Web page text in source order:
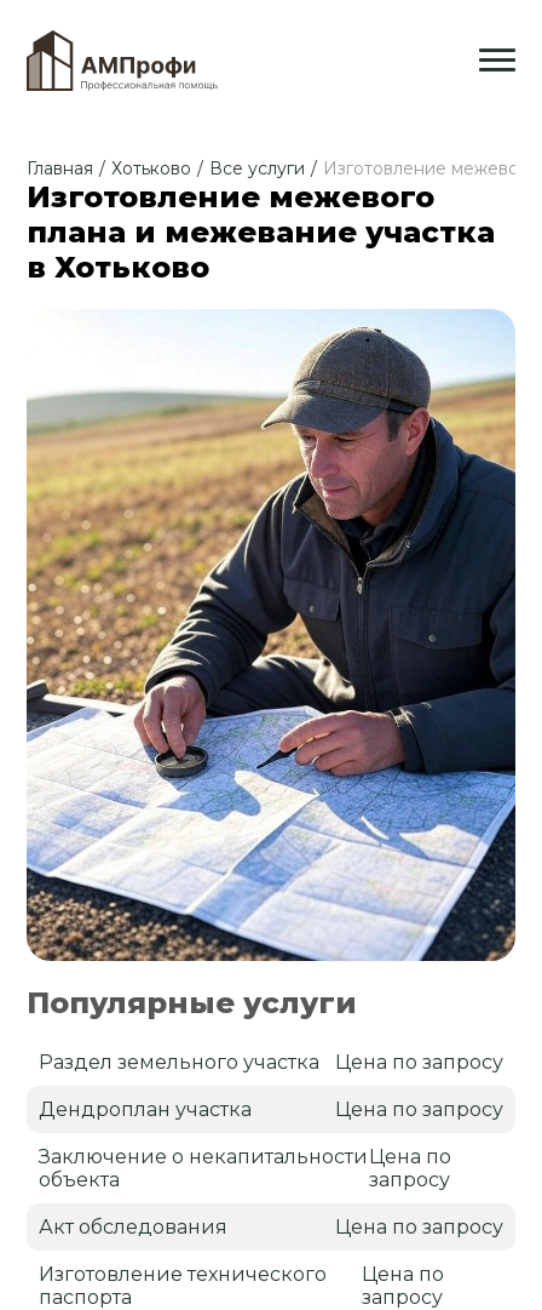
Главная / Хотьково / Все услуги / Изготовление
Изготовление межевого
плана и межевание участка
в Хотьково
Популярные услуги
Раздел земельного участка Цена по запросу
Дендроплан участка Цена по запросу
Заключение о некапитальности
объекта
Цена по
запросу
Акт обследования Цена по запросу
Изготовление технического
паспорта
Цена по
запросу